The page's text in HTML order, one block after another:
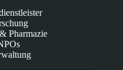
Pharmazie